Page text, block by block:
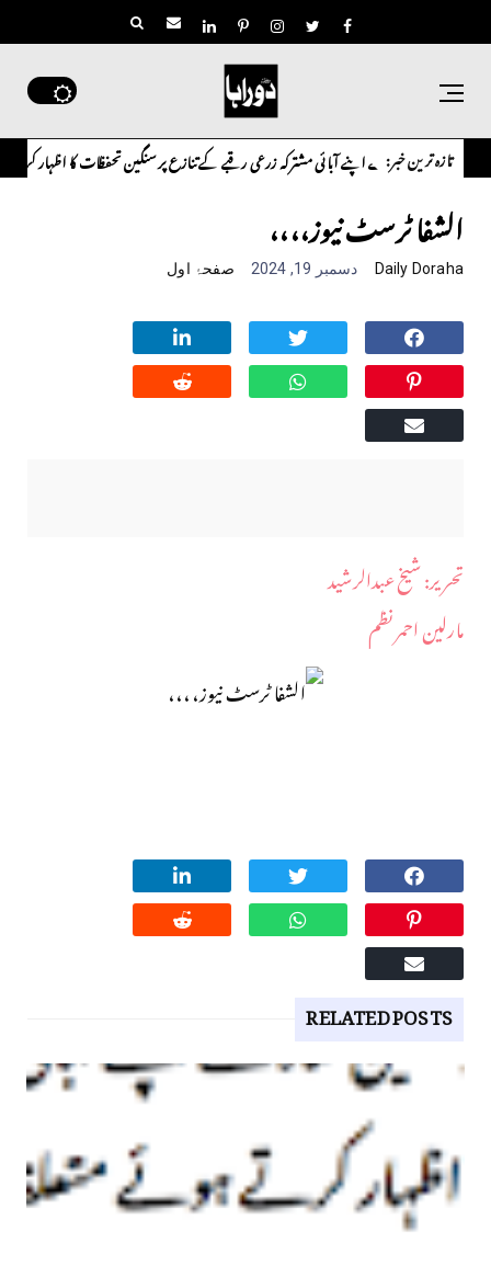
تازہ ترین خبر:
سعید حسین شاہ نے اپنے آبائی مشترکہ زرعی رقبے کے تنازع پر سنگین تحفظات کا اظہار کرتے
الشفا ٹرسٹ نیوز،،،،
Daily Doraha دسمبر 19, 2024 صفحۂ اول
​تحریر: شیخ عبدالرشید
مارلین احمر نظم
RELATED POSTS